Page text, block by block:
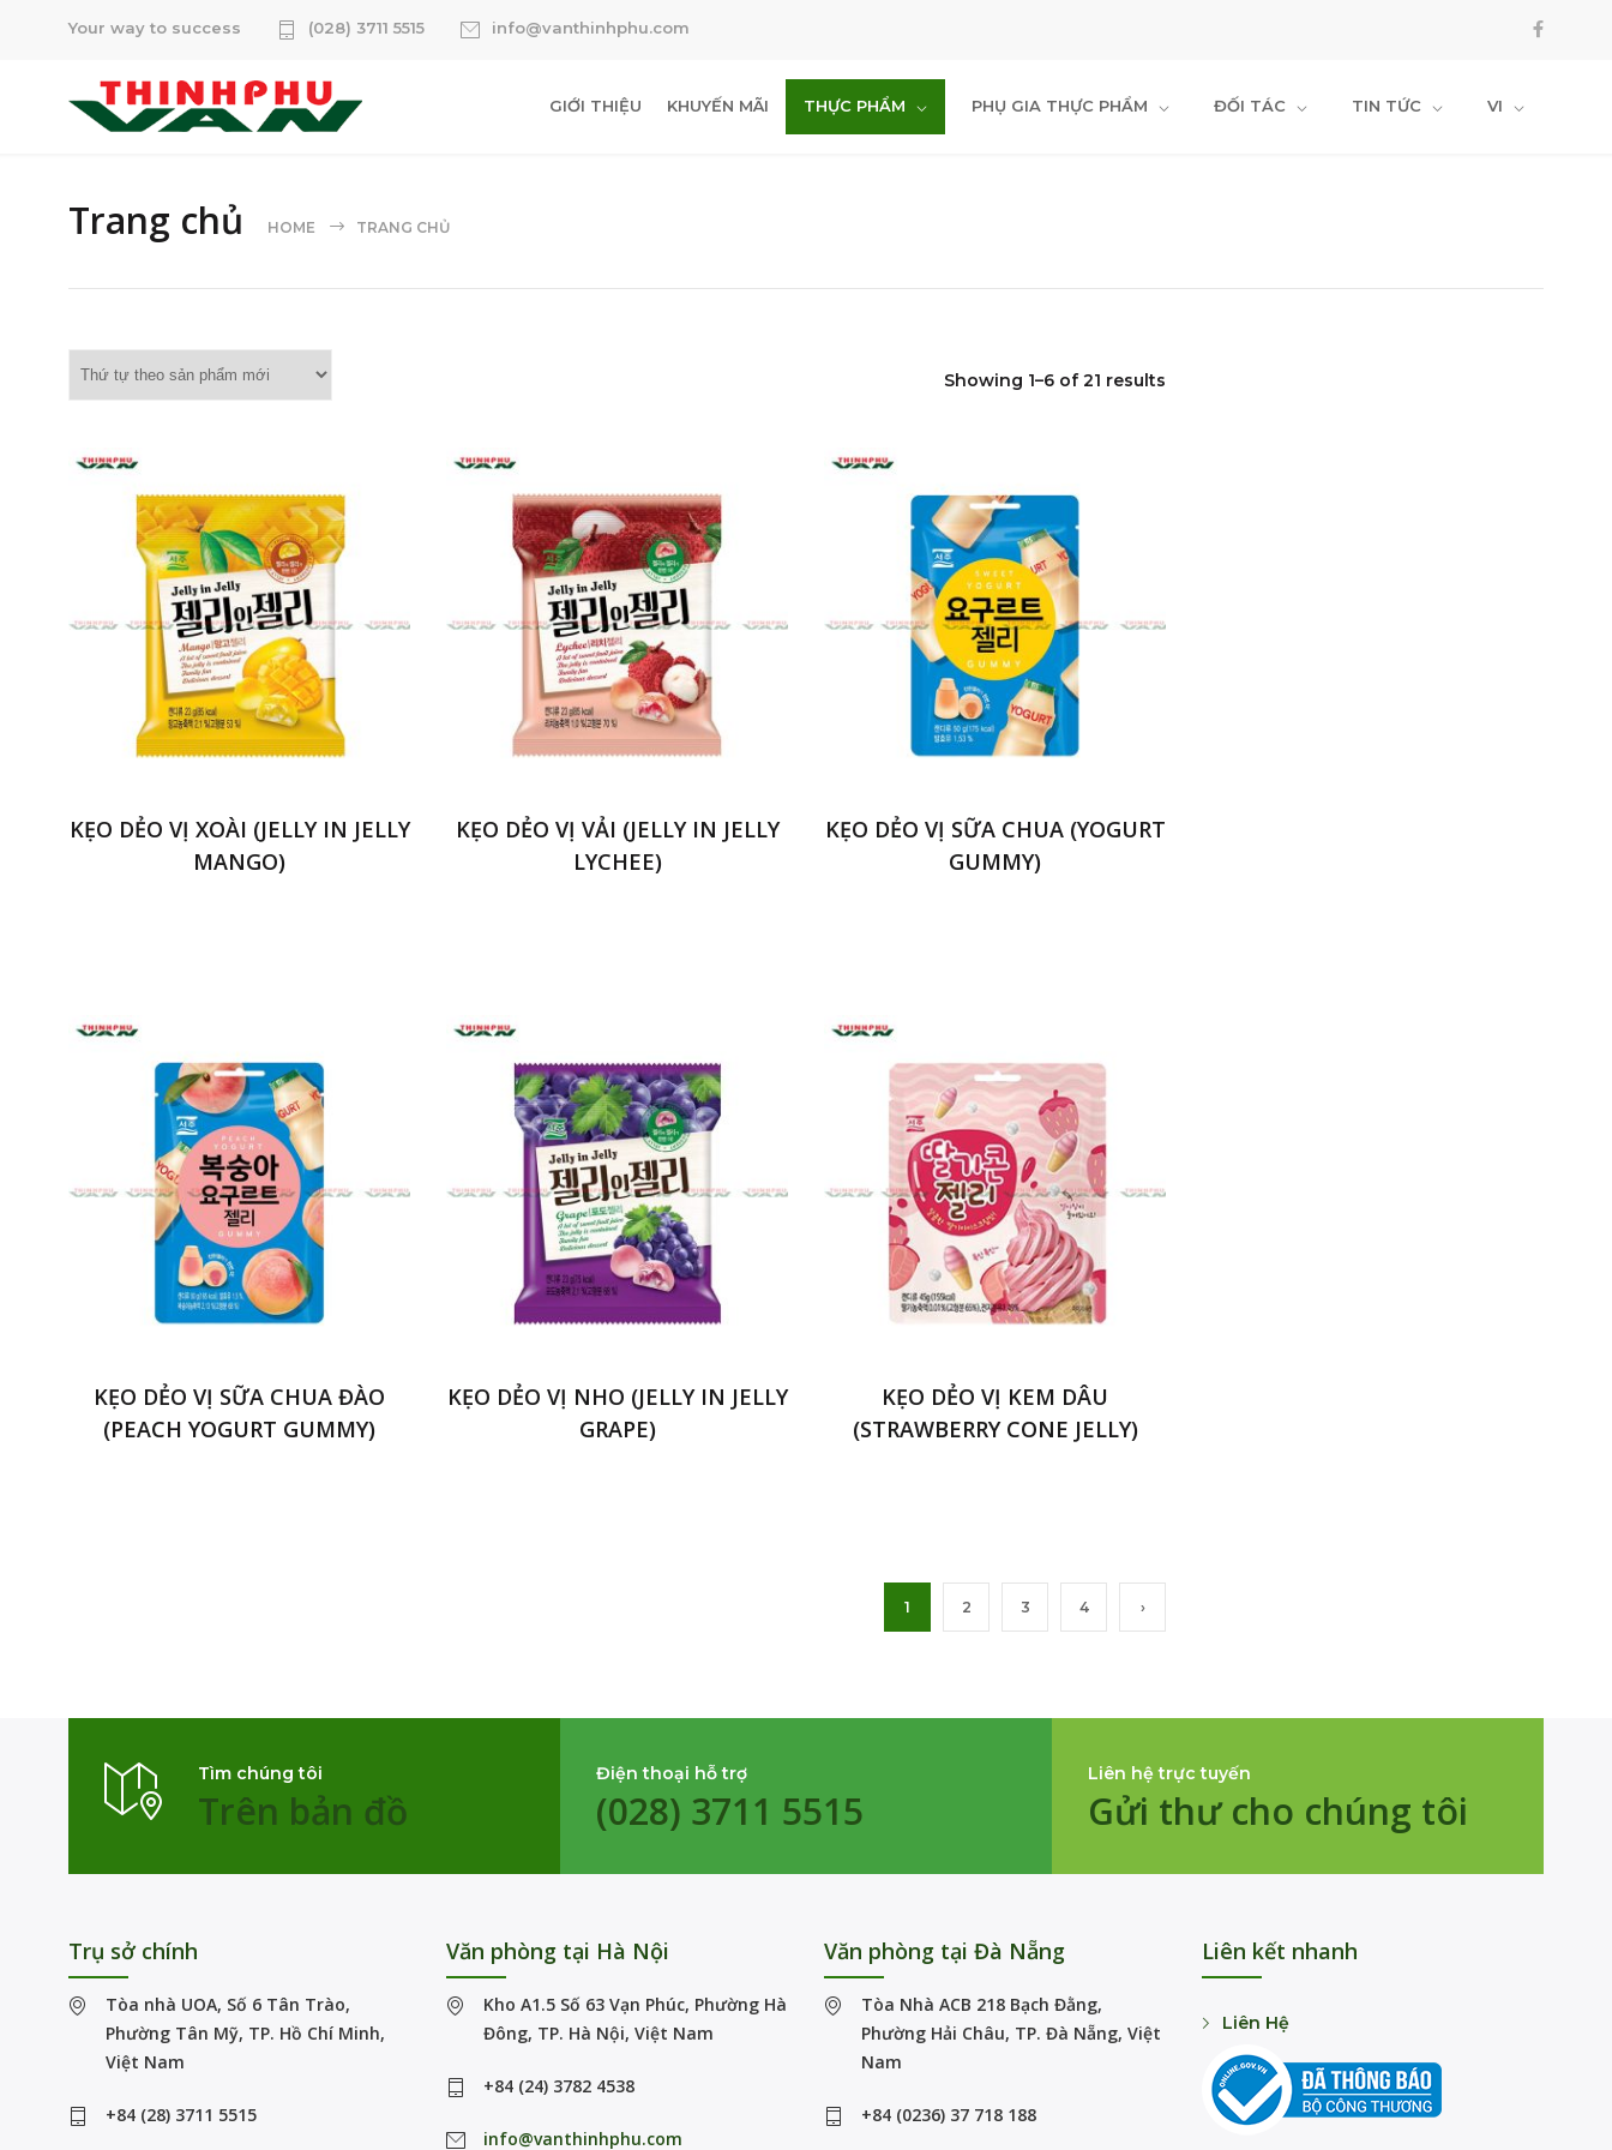
Your way to success (028) 3711 5515 info@vanthinhphu.com
GIỚI THIỆU KHUYẾN MÃI THỰC PHẨM PHỤ GIA THỰC PHẨM ĐỐI TÁC TIN TỨC VI
Trang chủ HOME TRANG CHỦ
Showing 1–6 of 21 results
KẸO DẺO VỊ XOÀI (JELLY IN JELLY
MANGO)
KẸO DẺO VỊ VẢI (JELLY IN JELLY
LYCHEE)
KẸO DẺO VỊ SỮA CHUA (YOGURT
GUMMY)
KẸO DẺO VỊ SỮA CHUA ĐÀO
(PEACH YOGURT GUMMY)
KẸO DẺO VỊ NHO (JELLY IN JELLY
GRAPE)
KẸO DẺO VỊ KEM DÂU
(STRAWBERRY CONE JELLY)
1 2 3 4 ›
Tìm chúng tôi
Trên bản đồ
Điện thoại hỗ trợ
(028) 3711 5515
Liên hệ trực tuyến
Gửi thư cho chúng tôi
Trụ sở chính
Tòa nhà UOA, Số 6 Tân Trào,
Phường Tân Mỹ, TP. Hồ Chí Minh,
Việt Nam
+84 (28) 3711 5515
Văn phòng tại Hà Nội
Kho A1.5 Số 63 Vạn Phúc, Phường Hà
Đông, TP. Hà Nội, Việt Nam
+84 (24) 3782 4538
info@vanthinhphu.com
Văn phòng tại Đà Nẵng
Tòa Nhà ACB 218 Bạch Đằng,
Phường Hải Châu, TP. Đà Nẵng, Việt
Nam
+84 (0236) 37 718 188
Liên kết nhanh
Liên Hệ